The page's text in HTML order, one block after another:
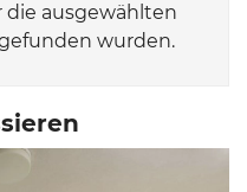
die ausgewählten
wurden.